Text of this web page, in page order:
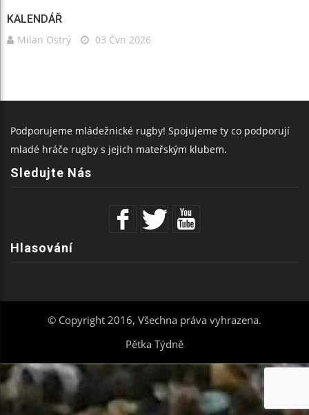
KALENDÁŘ
Milan Ostrý
03 Čvn 2026
Podporujeme mládežnické rugby! Spojujeme ty co podporují
mladé hráče rugby s jejich mateřským klubem.
Sledujte Nás
Hlasování
© Copyright 2016, Všechna práva vyhrazena.
Pětka Týdně